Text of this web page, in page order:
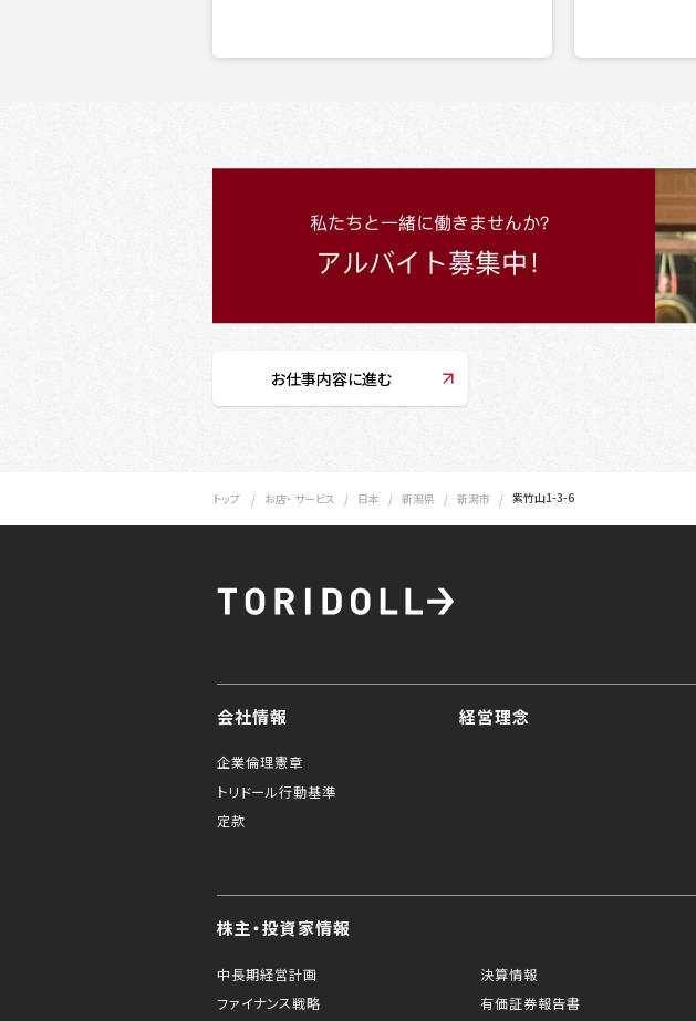
お仕事内容に進む
トップ お店・ サービス 日本 新潟県 新潟市 紫竹山1-3-6
会社情報
企業倫理憲章
トリドール行動基準
定款
経営理念
株主・投資家情報
中長期経営計画
ファイナンス戦略
決算情報
有価証券報告書